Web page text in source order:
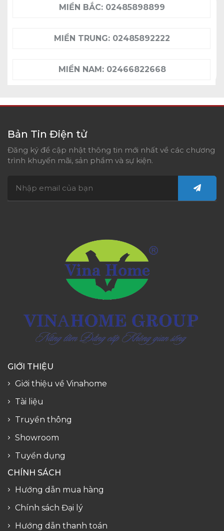
MIỀN BẮC: 02485898899
MIỀN TRUNG: 02485892222
MIỀN NAM: 02466822668
Bản Tin Điện tử
Đăng ký để cập nhật thông tin mới nhất về các chương
trình khuyến mãi, sản phẩm và sự kiện.
GIỚI THIỆU
Giới thiệu về Vinahome
Tài liệu
Truyền thông
Showroom
Tuyển dụng
CHÍNH SÁCH
Hướng dẫn mua hàng
Chính sách Đại lý
Hướng dẫn thanh toán